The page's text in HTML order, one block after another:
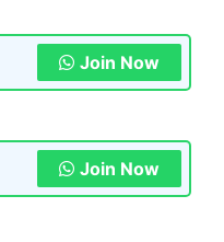
Join Now
Join Now